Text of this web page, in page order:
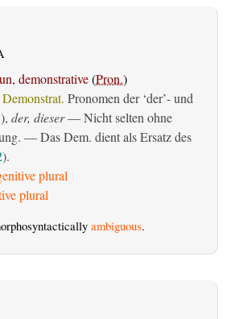
demonstrative(Pron.)
Demonstrat. Pronomen der ‘der’- und
), der, dieser— Nicht selten ohne
— Das Dem. dient als Ersatz des
).
plural
plural
ambiguous.